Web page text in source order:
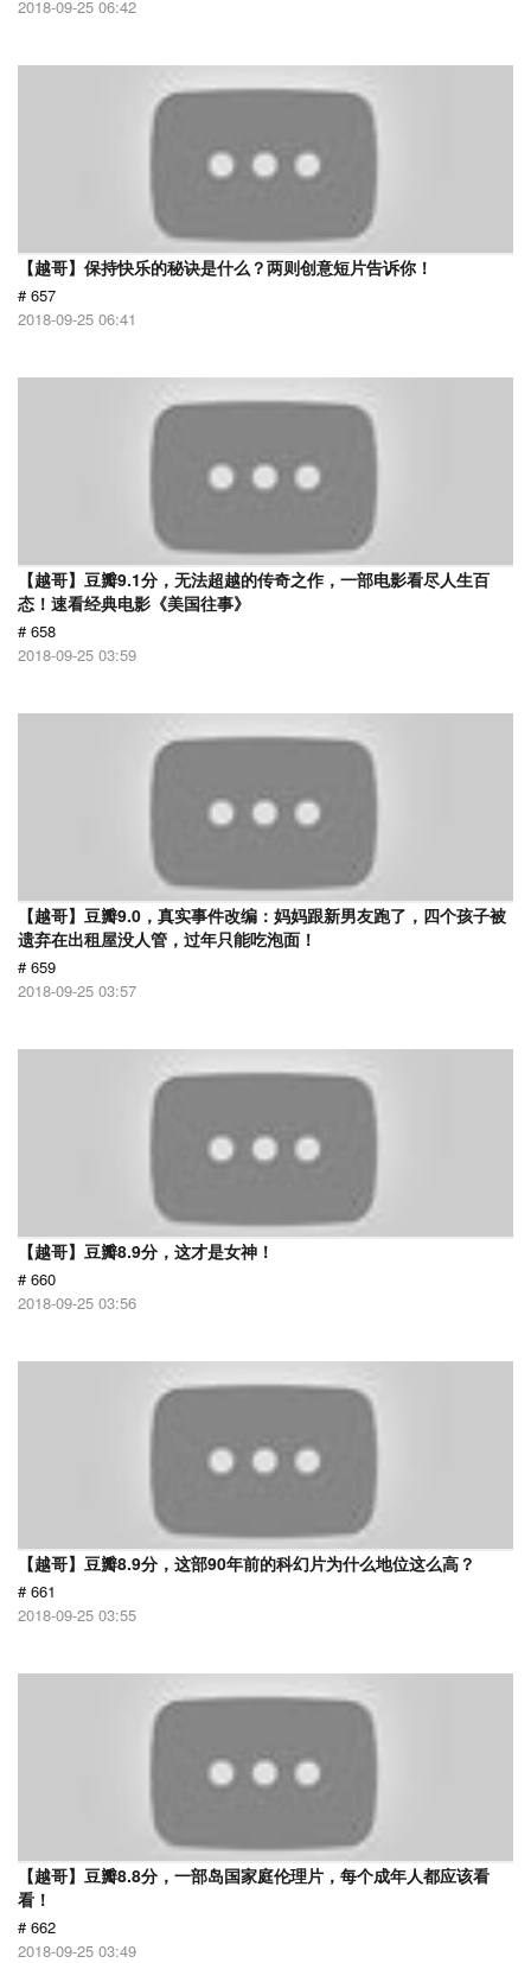
2018-09-25 06:42
【越哥】保持快乐的秘诀是什么？两则创意短片告诉你！
# 657
2018-09-25 06:41
【越哥】豆瓣9.1分，无法超越的传奇之作，一部电影看尽人生百
态！速看经典电影《美国往事》
# 658
2018-09-25 03:59
【越哥】豆瓣9.0，真实事件改编：妈妈跟新男友跑了，四个孩子被
遗弃在出租屋没人管，过年只能吃泡面！
# 659
2018-09-25 03:57
【越哥】豆瓣8.9分，这才是女神！
# 660
2018-09-25 03:56
【越哥】豆瓣8.9分，这部90年前的科幻片为什么地位这么高？
# 661
2018-09-25 03:55
【越哥】豆瓣8.8分，一部岛国家庭伦理片，每个成年人都应该看
看！
# 662
2018-09-25 03:49